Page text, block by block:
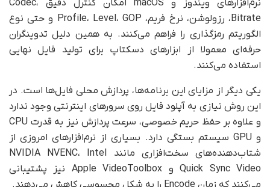
نرم‌افزارهای ویندوز و macOS امکان کنترل دقیق Codec،
Bitrate، رزولوشن، نرخ فریم، Profile، Level، GOP و حتی نوع
الگوریتم رمزگذاری را فراهم می‌کنند. به همین دلیل تدوینگران
حرفه‌ای معمولا از ابزارهای دسکتاپ برای تولید فایل نهایی
استفاده می‌کنند.
یکی دیگر از مزایای این برنامه‌ها، پردازش محلی فایل‌ها است. در
این روش نیازی به آپلود فایل روی سرورهای اینترنتی وجود ندارد
و علاوه بر حفظ حریم خصوصی، سرعت پردازش نیز به قدرت CPU
و GPU سیستم بستگی دارد. بسیاری از نرم‌افزارهای امروزی از
شتاب‌دهنده‌های سخت‌افزاری مانند NVIDIA NVENC، Intel
Quick Sync Video و Apple VideoToolbox نیز پشتیبانی